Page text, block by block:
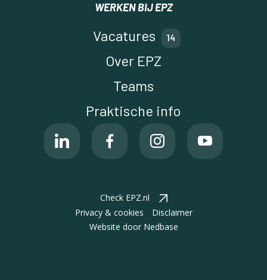
WERKEN BIJ EPZ
Vacatures
Over EPZ
Teams
Praktische info
Check EPZ.nl
Privacy & cookies
Disclaimer
Website door Nedbase